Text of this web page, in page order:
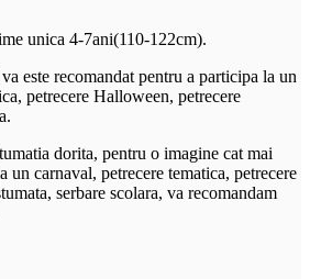
unica 4-7ani(110-122cm).
este recomandat pentru a participa la un
petrecere Halloween, petrecere
dorita, pentru o imagine cat mai
un carnaval, petrecere tematica, petrecere
serbare scolara, va recomandam